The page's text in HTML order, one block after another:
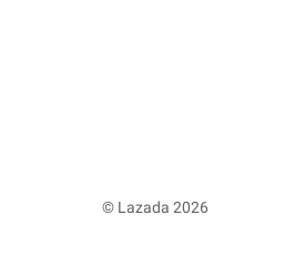
© Lazada 2026